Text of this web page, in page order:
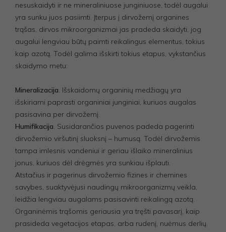
nesuskaidyti ir ne mineraliniuose junginiuose, todėl augalui
yra sunku juos pasiimti. Įterpus į dirvožemį organines
trąšas, dirvos mikroorganizmai jas pradeda skaidyti, jog
augalui lengviau būtų paimti reikalingus elementus, tokius
kaip azotą. Todėl galima išskirti tokius etapus, vykstančius
skaidymo metu:
Mineralizacija. Išskaidomų organinių medžiagų yra
išskiriami paprasti organiniai junginiai, kuriuos augalas
pasisavina per dirvožemį.
Humifikacija. Susidarančios puvenos padeda pagerinti
dirvožemio viršutinį sluoksnį – humusą. Todėl dirvožemis
tampa imlesnis vandeniui ir geriau išlaiko mineralinius
jonus, kuriuos dėl drėgmės yra sunkiau išplauti.
Atstačius ir pagerinus dirvožemio fizines ir chemines
savybes, suaktyvėjusi naudingų mikroorganizmų veikla,
leidžia lengviau augalams pasisavinti reikalingą azotą.
Organinėmis trąšomis geriausia yra tręšti pavasarį, kaip
prasideda vegetacijos etapas, arba rudenį, nuėmus derlių.